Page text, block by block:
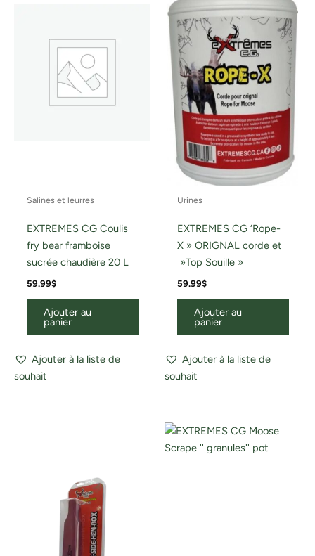
Salines et leurres
EXTREMES CG Coulis
fry bear framboise
sucrée chaudière 20 L
59.99$
Ajouter au
panier
Ajouter à la liste de
souhait
Urines
EXTREMES CG ‘Rope-
X » ORIGNAL corde et
»Top Souille »
59.99$
Ajouter au
panier
Ajouter à la liste de
souhait